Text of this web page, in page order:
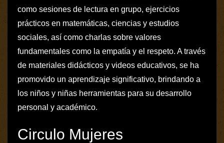
como sesiones de lectura en grupo, ejercicios
prácticos en matemáticas, ciencias y estudios
sociales, así como charlas sobre valores
fundamentales como la empatía y el respeto. A través
de materiales didácticos y videos educativos, se ha
promovido un aprendizaje significativo, brindando a
los niños y niñas herramientas para su desarrollo
personal y académico.
Circulo Mujeres